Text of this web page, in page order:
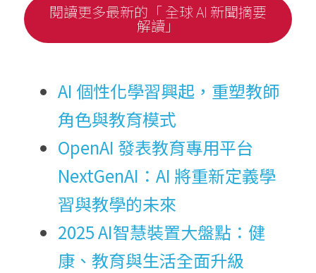
閱讀更多最新的「 全球 AI 新聞摘要
解讀」
AI 個性化學習興起，重塑教師
角色與教育模式
OpenAI 發表教育專用平台
NextGenAI：AI 將重新定義學
習與教學的未來
2025 AI智慧裝置大盤點：健
康、教育與生活全面升級